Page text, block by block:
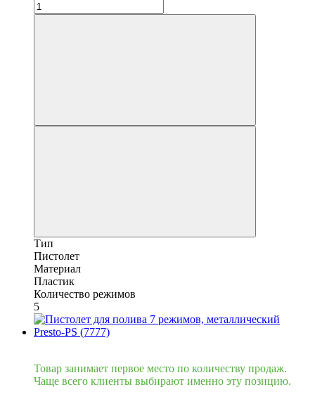
Тип
Пистолет
Материал
Пластик
Количество режимов
5
Товар занимает первое место по количеству продаж.
Чаще всего клиенты выбирают именно эту позицию.